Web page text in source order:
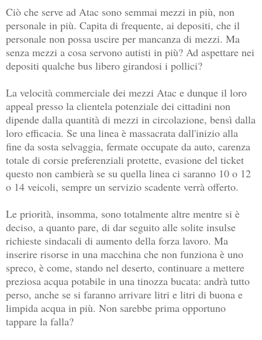
Ciò che serve ad Atac sono semmai mezzi in più, non
personale in più. Capita di frequente, ai depositi, che il
personale non possa uscire per mancanza di mezzi. Ma
senza mezzi a cosa servono autisti in più? Ad aspettare nei
depositi qualche bus libero girandosi i pollici?
La velocità commerciale dei mezzi Atac e dunque il loro
appeal presso la clientela potenziale dei cittadini non
dipende dalla quantità di mezzi in circolazione, bensì dalla
loro efficacia. Se una linea è massacrata dall'inizio alla
fine da sosta selvaggia, fermate occupate da auto, carenza
totale di corsie preferenziali protette, evasione del ticket
questo non cambierà se su quella linea ci saranno 10 o 12
o 14 veicoli, sempre un servizio scadente verrà offerto.
Le priorità, insomma, sono totalmente altre mentre si è
deciso, a quanto pare, di dar seguito alle solite insulse
richieste sindacali di aumento della forza lavoro. Ma
inserire risorse in una macchina che non funziona è uno
spreco, è come, stando nel deserto, continuare a mettere
preziosa acqua potabile in una tinozza bucata: andrà tutto
perso, anche se si faranno arrivare litri e litri di buona e
limpida acqua in più. Non sarebbe prima opportuno
tappare la falla?